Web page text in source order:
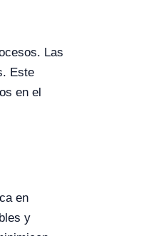
Las
Este
en el
en
y